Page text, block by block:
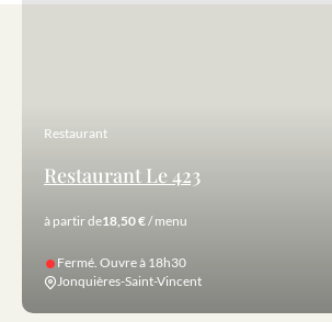
Restaurant Le 423
Restaurant
à partir de18,50 €/ menu
Fermé. Ouvre à 18h30
Jonquières-Saint-Vincent